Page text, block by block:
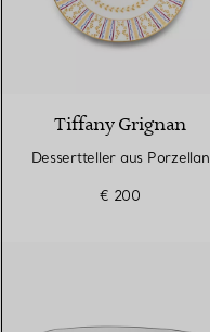
Tiffany Grignan
Dessertteller aus Porzellan
€ 200